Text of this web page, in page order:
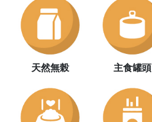
天然無榖 主食罐頭